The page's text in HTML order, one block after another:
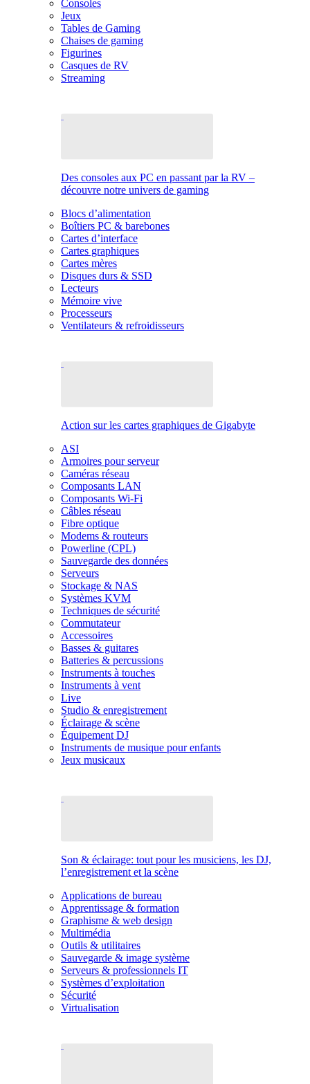
Consoles
Jeux
Tables de Gaming
Chaises de gaming
Figurines
Casques de RV
Streaming
Des consoles aux PC en passant par la RV –
découvre notre univers de gaming
Blocs d’alimentation
Boîtiers PC & barebones
Cartes d’interface
Cartes graphiques
Cartes mères
Disques durs & SSD
Lecteurs
Mémoire vive
Processeurs
Ventilateurs & refroidisseurs
Action sur les cartes graphiques de Gigabyte
ASI
Armoires pour serveur
Caméras réseau
Composants LAN
Composants Wi-Fi
Câbles réseau
Fibre optique
Modems & routeurs
Powerline (CPL)
Sauvegarde des données
Serveurs
Stockage & NAS
Systèmes KVM
Techniques de sécurité
Commutateur
Accessoires
Basses & guitares
Batteries & percussions
Instruments à touches
Instruments à vent
Live
Studio & enregistrement
Éclairage & scène
Équipement DJ
Instruments de musique pour enfants
Jeux musicaux
Son & éclairage: tout pour les musiciens, les DJ,
l’enregistrement et la scène
Applications de bureau
Apprentissage & formation
Graphisme & web design
Multimédia
Outils & utilitaires
Sauvegarde & image système
Serveurs & professionnels IT
Systèmes d’exploitation
Sécurité
Virtualisation